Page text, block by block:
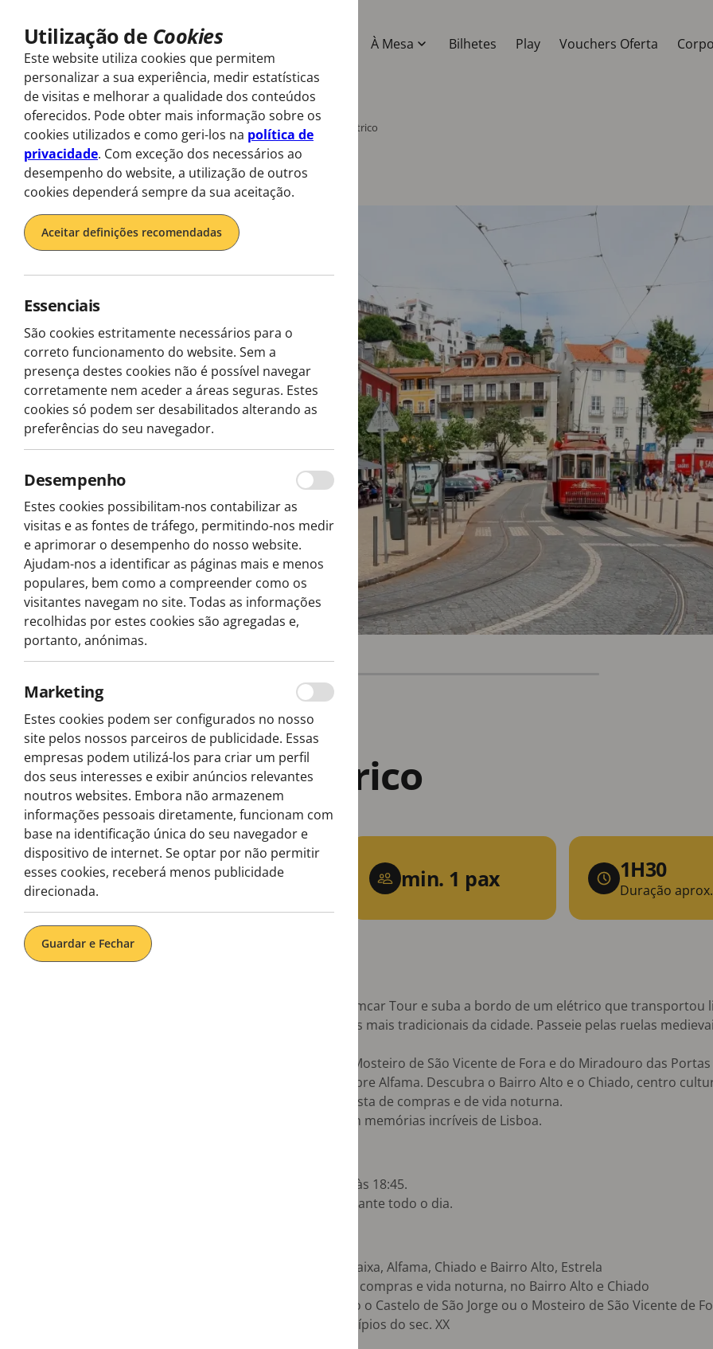
À Mesa Bilhetes Play Vouchers Oferta
Descobre os nossos tours em Lisboa Tours em Lisboa Tour de Elétrico
Destaques
Detalhes
Tour de Elétrico
Desde25€ min. 1 pax 1H30
Duração aprox.
Garanta o seu bilhete para o Hills Tramcar Tour e suba a bordo de um elétrico que transportou
desde o início do sec. XX, pelos bairros mais tradicionais da cidade. Passeie pelas ruelas
Obtenha as melhores fotografias do Mosteiro de São Vicente de Fora e do Miradouro das Portas
partir da sua impressionante vista sobre Alfama. Descubra o Bairro Alto e o Chiado, centro
cidade e uma sugestão para quem gosta de compras e de vida noturna.
No final do dia, o tour vai deixá-lo com memórias incríveis de Lisboa.
Primeira partida às 09:30 e última às 18:45.
Frequência: a cada 25 minutos durante todo o dia.
Descubra os célebres bairros da Baixa, Alfama, Chiado e Bairro Alto, Estrela
Encontre os melhores destinos de compras e vida noturna, no Bairro Alto e Chiado
Aviste monumentos icónicos como o Castelo de São Jorge ou o Mosteiro de São Vicente de
Viaje num elétrico vintage de princípios do sec. XX
Utilização de Cookies
Este website utiliza cookies que permitem
personalizar a sua experiência, medir estatísticas
de visitas e melhorar a qualidade dos conteúdos
oferecidos. Pode obter mais informação sobre os
cookies utilizados e como geri-los na política de
privacidade. Com exceção dos necessários ao
desempenho do website, a utilização de outros
cookies dependerá sempre da sua aceitação.
Aceitar definições recomendadas
Essenciais
São cookies estritamente necessários para o
correto funcionamento do website. Sem a
presença destes cookies não é possível navegar
corretamente nem aceder a áreas seguras. Estes
cookies só podem ser desabilitados alterando as
preferências do seu navegador.
Desempenho
Estes cookies possibilitam-nos contabilizar as
visitas e as fontes de tráfego, permitindo-nos medir
e aprimorar o desempenho do nosso website.
Ajudam-nos a identificar as páginas mais e menos
populares, bem como a compreender como os
visitantes navegam no site. Todas as informações
recolhidas por estes cookies são agregadas e,
portanto, anónimas.
Marketing
Estes cookies podem ser configurados no nosso
site pelos nossos parceiros de publicidade. Essas
empresas podem utilizá-los para criar um perfil
dos seus interesses e exibir anúncios relevantes
noutros websites. Embora não armazenem
informações pessoais diretamente, funcionam com
base na identificação única do seu navegador e
dispositivo de internet. Se optar por não permitir
esses cookies, receberá menos publicidade
direcionada.
Guardar e Fechar